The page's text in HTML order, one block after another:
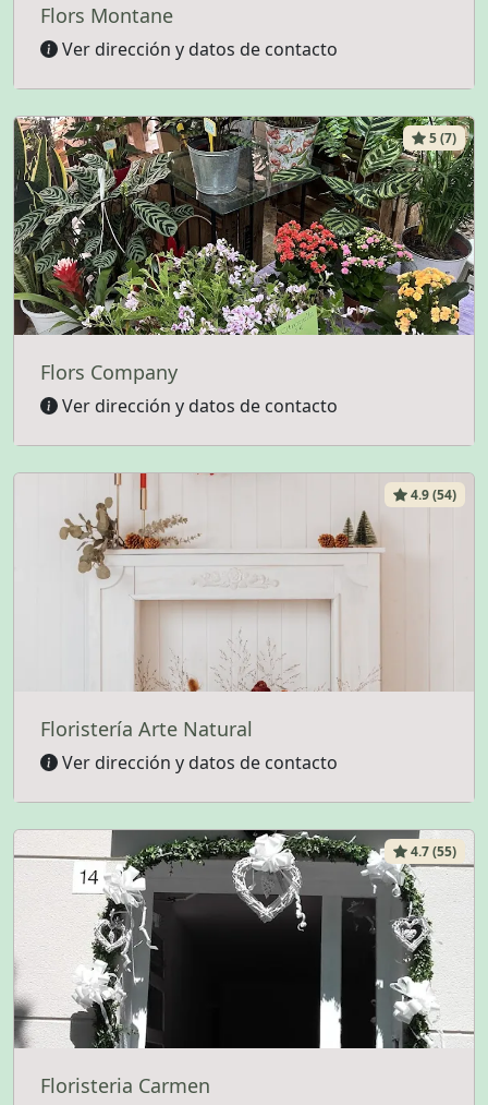
Flors Montane
Ver dirección y datos de contacto
5 (7)
Flors Company
Ver dirección y datos de contacto
4.9 (54)
Floristería Arte Natural
Ver dirección y datos de contacto
4.7 (55)
Floristeria Carmen